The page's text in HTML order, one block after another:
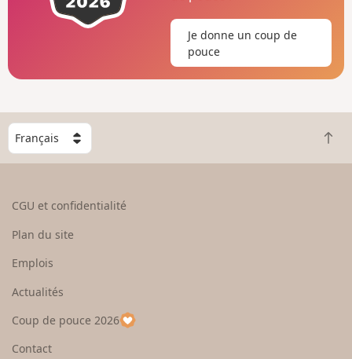
Je donne un coup de
pouce
C
h
o
e
u
p
a
R
e
CGU et confidentialité
Plan du site
Emplois
Actualités
Coup de pouce 2026
Contact